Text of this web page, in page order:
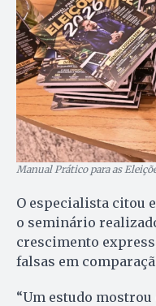
Manual Prático para as
O especialista citou
o seminário
crescimento
falsas em
“Um estudo mostrou